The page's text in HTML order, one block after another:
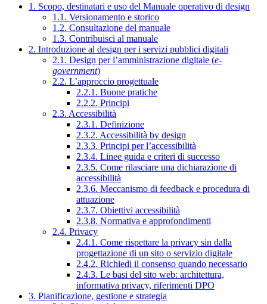
1. Scopo, destinatari e uso del Manuale operativo di design
1.1. Versionamento e storico
1.2. Consultazione del manuale
1.3. Contribuisci al manuale
2. Introduzione al design per i servizi pubblici digitali
2.1. Design per l’amministrazione digitale (e-
government)
2.2. L’approccio progettuale
2.2.1. Buone pratiche
2.2.2. Principi
2.3. Accessibilità
2.3.1. Definizione
2.3.2. Accessibilità by design
2.3.3. Principi per l’accessibilità
2.3.4. Linee guida e criteri di successo
2.3.5. Come rilasciare una dichiarazione di
accessibilità
2.3.6. Meccanismo di feedback e procedura di
attuazione
2.3.7. Obiettivi accessibilità
2.3.8. Normativa e approfondimenti
2.4. Privacy
2.4.1. Come rispettare la privacy sin dalla
progettazione di un sito o servizio digitale
2.4.2. Richiedi il consenso quando necessario
2.4.3. Le basi del sito web: architettura,
informativa privacy, riferimenti DPO
3. Pianificazione, gestione e strategia